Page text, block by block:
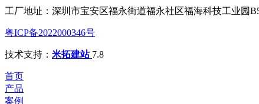
工厂地址：深圳市宝安区福永街道福永社区福海科技工业园
粤ICP备2022000346号
技术支持： 米拓建站 7.8
首页
产品
案例